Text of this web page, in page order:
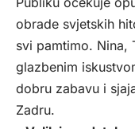
obrade svjetskih
svi pamtimo. Nina,
glazbenim
dobru zabavu i
Zadru.